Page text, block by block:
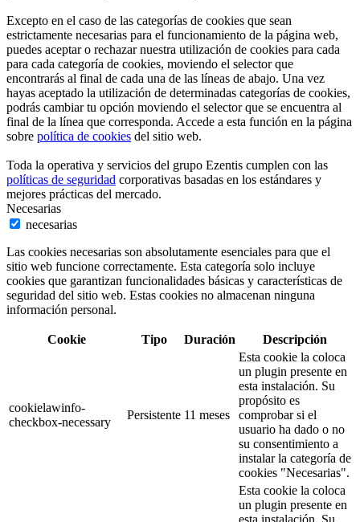
Excepto en el caso de las categorías de cookies que sean
estrictamente necesarias para el funcionamiento de la página web,
puedes aceptar o rechazar nuestra utilización de cookies para cada
para cada categoría de cookies, moviendo el selector que
encontrarás al final de cada una de las líneas de abajo. Una vez
hayas aceptado la utilización de determinadas categorías de cookies,
podrás cambiar tu opción moviendo el selector que se encuentra al
final de la línea que corresponda. Accede a esta función en la página
sobre política de cookies del sitio web.
Toda la operativa y servicios del grupo Ezentis cumplen con las
políticas de seguridad corporativas basadas en los estándares y
mejores prácticas del mercado.
Necesarias
necesarias
Las cookies necesarias son absolutamente esenciales para que el
sitio web funcione correctamente. Esta categoría solo incluye
cookies que garantizan funcionalidades básicas y características de
seguridad del sitio web. Estas cookies no almacenan ninguna
información personal.
Cookie Tipo Duración Descripción
cookielawinfo-
checkbox-necessary
Persistente 11 meses
Esta cookie la coloca
un plugin presente en
esta instalación. Su
propósito es
comprobar si el
usuario ha dado o no
su consentimiento a
instalar la categoría de
cookies "Necesarias".
Esta cookie la coloca
un plugin presente en